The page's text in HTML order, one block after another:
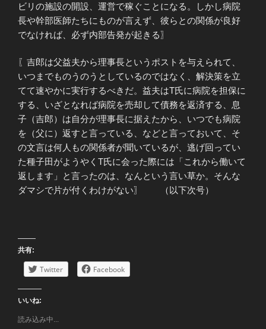
ビリの施設の開設、運営で稼ぐことになる。しかし病院
長や幹部医師たちにものが言えず、彼らとの関係が良好
でなければ、必ず内部告発が起きる〗
〖吉郎は父益夫から理事長というポストを与えられて、
いつまでものうのうとしているのではなく、解決策を立
てて速やかに実行するべきだ。益夫はT氏に病院を担保に
する、いざとなれば病院を売却して債務を返済する、息
子（吉郎）は自分が理事長に据えたから、いつでも病院
を（父に）返すと言っている、などと言っておいて、そ
の文言は何人もの関係者が聞いているが、逃げ回ってい
た種子田がようやくT氏に会った際には「これから働いて
返します」と言ったのは、なんという言い草か。そんな
ダマシで片が付くわけがない〗 （以下次号）
共有:
Twitter Facebook
いいね:
読み込み中...